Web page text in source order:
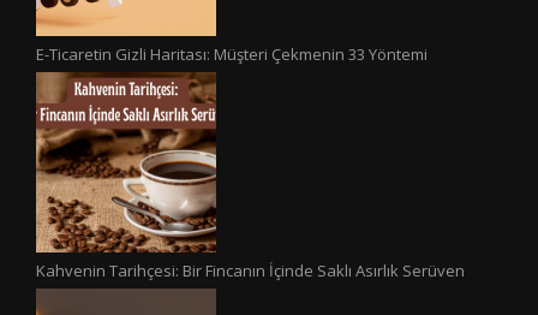
E-Ticaretin Gizli Haritası: Müşteri Çekmenin 33 Yöntemi
Kahvenin Tarihçesi: Bir Fincanın İçinde Saklı Asırlık Serüven